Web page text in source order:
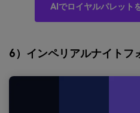
AIでロイヤルパレット
6）インペリアルナイトフ